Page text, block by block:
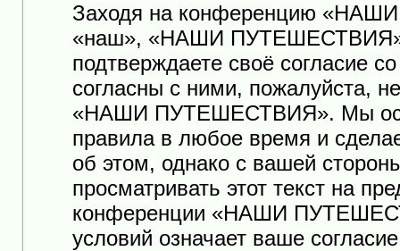
Заходя на конференцию
«наш», «НАШИ ПУТЕШЕСТВИЯ»,
подтверждаете своё согласие
согласны с ними, пожалуйста,
«НАШИ ПУТЕШЕСТВИЯ». Мы
правила в любое время и
об этом, однако с вашей
просматривать этот текст на
конференции «НАШИ
условий означает ваше